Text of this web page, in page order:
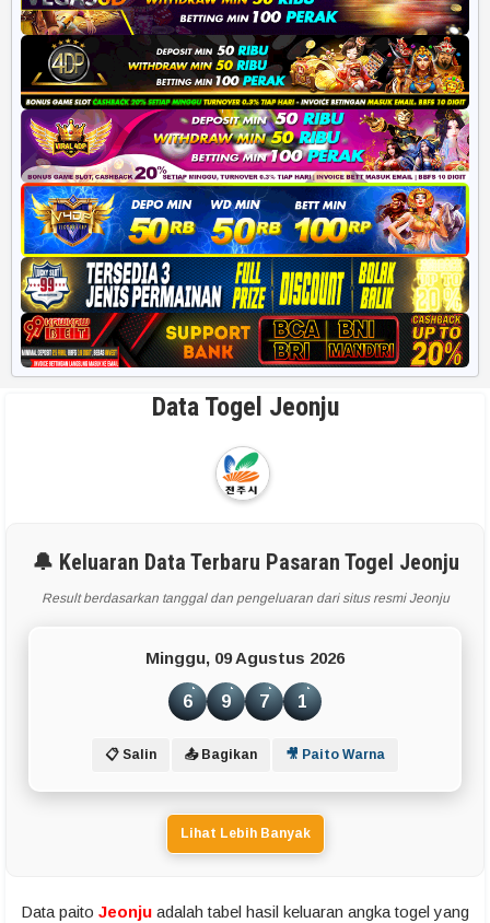
Data Togel Jeonju
🔔 Keluaran Data Terbaru Pasaran Togel Jeonju
Result berdasarkan tanggal dan pengeluaran dari situs resmi Jeonju
Minggu, 09 Agustus 2026
6 9 7 1
📋 Salin 📤 Bagikan 🎥 Paito Warna
Lihat Lebih Banyak
Data paito Jeonju adalah tabel hasil keluaran angka togel yang